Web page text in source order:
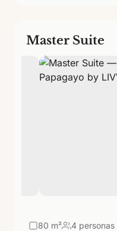
Master Suite
80 m² 4 personas